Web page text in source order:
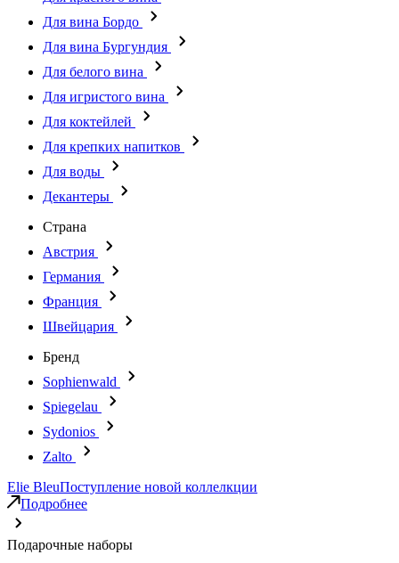
Для вина Бордо
Для вина Бургундия
Для белого вина
Для игристого вина
Для коктейлей
Для крепких напитков
Для воды
Декантеры
Страна
Австрия
Германия
Франция
Швейцария
Бренд
Sophienwald
Spiegelau
Sydonios
Zalto
Elie BleuПоступление новой коллелкции
Подробнее
Подарочные наборы